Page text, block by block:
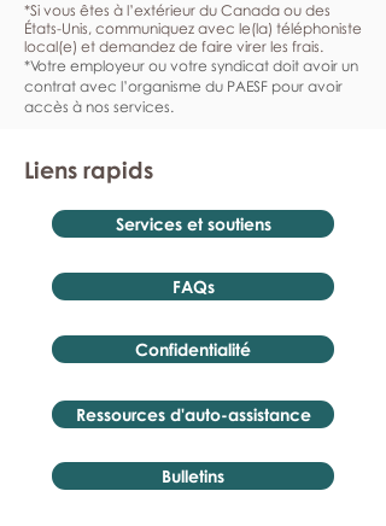
*Si vous êtes à l’extérieur du Canada ou des
États-Unis, communiquez avec le(la) téléphoniste
local(e) et demandez de faire virer les frais.
*Votre employeur ou votre syndicat doit avoir un
contrat avec l’organisme du PAESF pour avoir
accès à nos services.
Liens rapids
Services et soutiens
FAQs
Confidentialité
Ressources d'auto-assistance
Bulletins